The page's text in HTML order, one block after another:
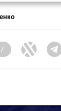
Facebook
7
Twitter